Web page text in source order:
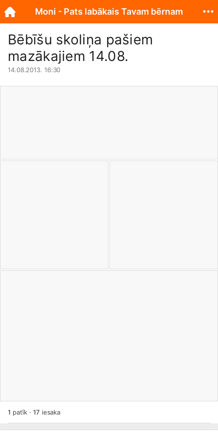
Bēbīšu skoliņa pašiem
mazākajiem 14.08.
14.08.2013. 16:30
1 patīk ·17 iesaka
Moni - Pats labākais Tavam bērnam